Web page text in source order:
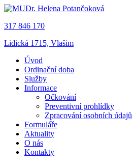
317 846 170
Lidická 1715, Vlašim
Úvod
Ordinační doba
Služby
Informace
Očkování
Preventivní prohlídky
Zpracování osobních údajů
Formuláře
Aktuality
O nás
Kontakty